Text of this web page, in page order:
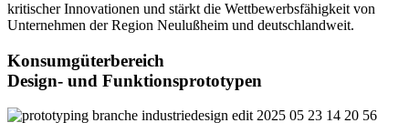
kritischer Innovationen und stärkt die Wettbewerbsfähigkeit von
Unternehmen der Region Neulußheim und deutschlandweit.
Konsumgüterbereich
Design- und Funktionsprototypen